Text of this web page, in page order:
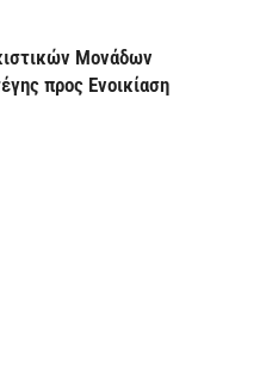
Μονάδων
προς Ενοικίαση